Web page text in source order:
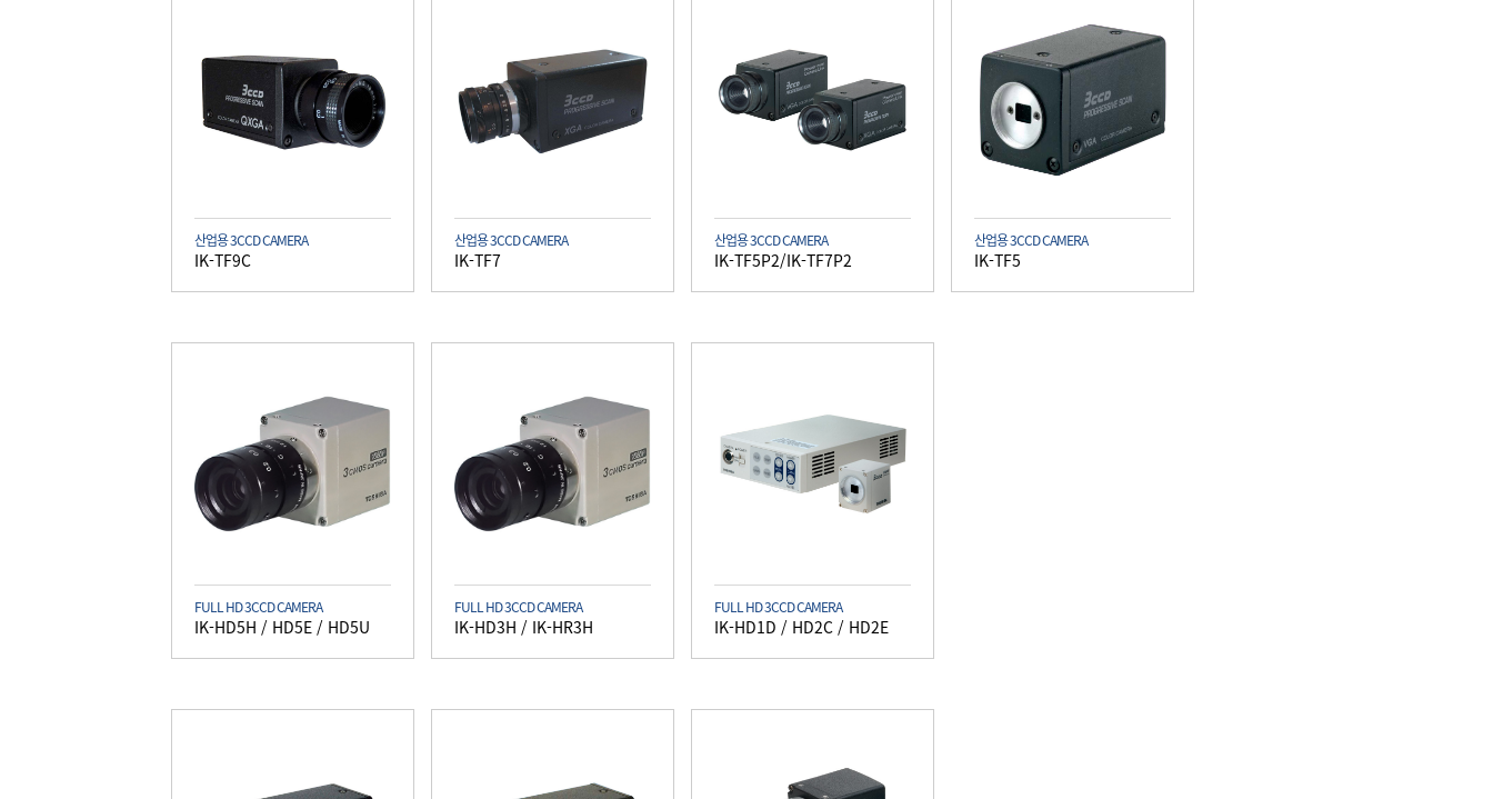
산업용 3CCD CAMERA
IK-TF9C
산업용 3CCD CAMERA
IK-TF7
산업용 3CCD CAMERA
IK-TF5P2/IK-TF7P2
산업용 3CCD CAMERA
IK-TF5
FULL HD 3CCD CAMERA
IK-HD5H / HD5E / HD5U
FULL HD 3CCD CAMERA
IK-HD3H / IK-HR3H
FULL HD 3CCD CAMERA
IK-HD1D / HD2C / HD2E